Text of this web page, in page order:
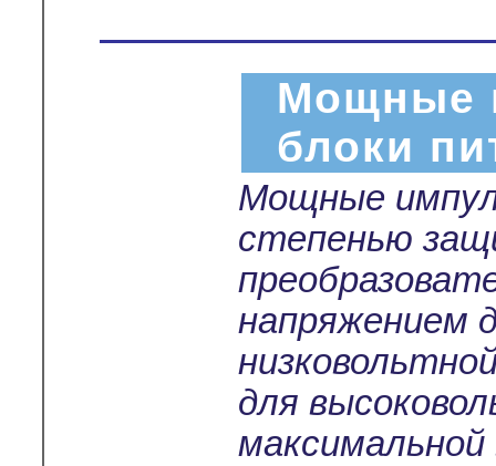
Мощные
блоки
Мощные
степенью
напряжением
для